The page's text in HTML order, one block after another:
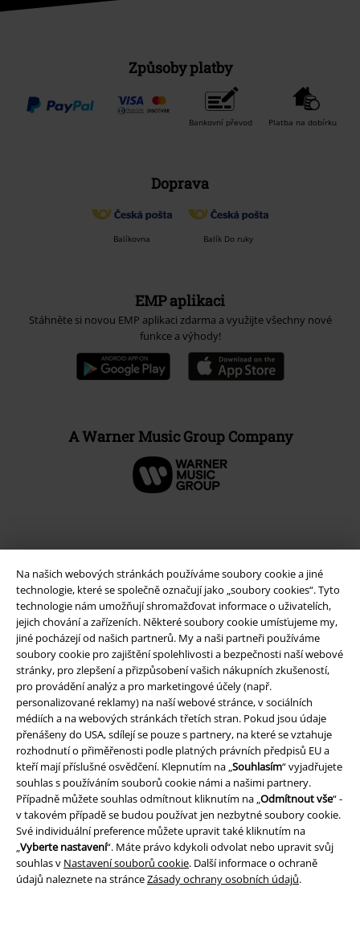
Na našich webových stránkách používáme soubory cookie a jiné
technologie, které se společně označují jako „soubory cookies“. Tyto
technologie nám umožňují shromažďovat informace o uživatelích,
jejich chování a zařízeních. Některé soubory cookie umísťujeme my,
jiné pocházejí od našich partnerů. My a naši partneři používáme
soubory cookie pro zajištění spolehlivosti a bezpečnosti naší webové
stránky, pro zlepšení a přizpůsobení vašich nákupních zkušeností,
pro provádění analýz a pro marketingové účely (např.
personalizované reklamy) na naší webové stránce, v sociálních
médiích a na webových stránkách třetích stran. Pokud jsou údaje
přenášeny do USA, sdílejí se pouze s partnery, na které se vztahuje
rozhodnutí o přiměřenosti podle platných právních předpisů EU a
kteří mají příslušné osvědčení. Klepnutím na „Souhlasím“ vyjadřujete
souhlas s používáním souborů cookie námi a našimi partnery.
Případně můžete souhlas odmítnout kliknutím na „Odmítnout vše“ -
v takovém případě se budou používat jen nezbytné soubory cookie.
Své individuální preference můžete upravit také kliknutím na
„Vyberte nastavení“. Máte právo kdykoli odvolat nebo upravit svůj
souhlas v Nastavení souborů cookie. Další informace o ochraně
údajů naleznete na stránceZásady ochrany osobních údajů.
Způsoby platby
Bankovní převod Platba na dobírku
Doprava
Balíkovna Balík Do ruky
EMP aplikaci
Stáhněte si novou EMP aplikaci zdarma a využijte všechny nové
funkce a výhody!
A Warner Music Group Company
Právní informace
Podmínky
Prohlášení
Ochrana osobních údajů
Likvidace odpadu a ochrana životního prostředí
Prohlášení o shodě
Informace o přístupnosti